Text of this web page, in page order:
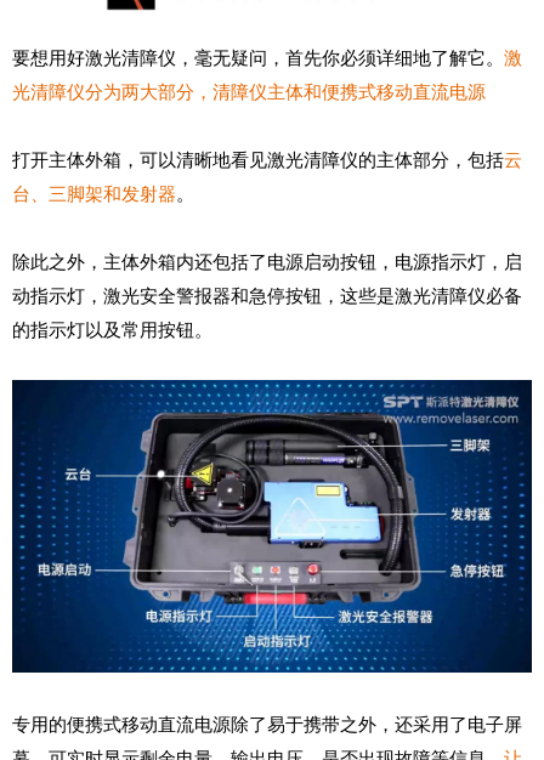
要想用好激光清障仪，毫无疑问，首先你必须详细地了解它。 激
光清障仪分为两大部分，清障仪主体和便携式移动直流电源
打开主体外箱，可以清晰地看见激光清障仪的主体部分，包括云
台、三脚架和发射器。
除此之外，主体外箱内还包括了电源启动按钮，电源指示灯，启
动指示灯，激光安全警报器和急停按钮，这些是激光清障仪必备
的指示灯以及常用按钮。
专用的便携式移动直流电源除了易于携带之外，还采用了电子屏